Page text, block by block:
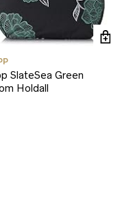
SlateSea Green
Holdall